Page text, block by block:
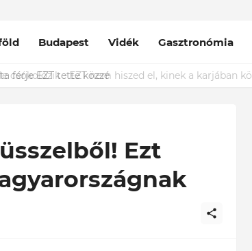
Budapest Vidék Gasztronómia
férje EZT tette közzé
Ezt